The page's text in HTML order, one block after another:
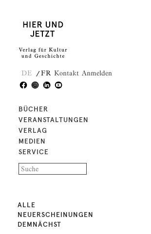
DE FR Kontakt Anmelden
BÜCHER
VERANSTALTUNGEN
VERLAG
MEDIEN
SERVICE
ALLE
NEUERSCHEINUNGEN
DEMNÄCHST